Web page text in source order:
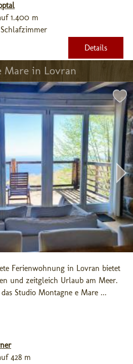
1.400 m
Details
Mare in Lovran
Ferienwohnung in Lovran bietet
und zeitgleich Urlaub am Meer.
Studio Montagne e Mare ...
428 m